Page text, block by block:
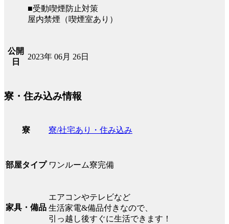
■受動喫煙防止対策
屋内禁煙（喫煙室あり）
公開
日
2023年 06月 26日
寮・住み込み情報
寮 寮/社宅あり・住み込み
部屋タイプ ワンルーム寮完備
家具・備品
エアコンやテレビなど
生活家電&備品付きなので、
引っ越し後すぐに生活できます！